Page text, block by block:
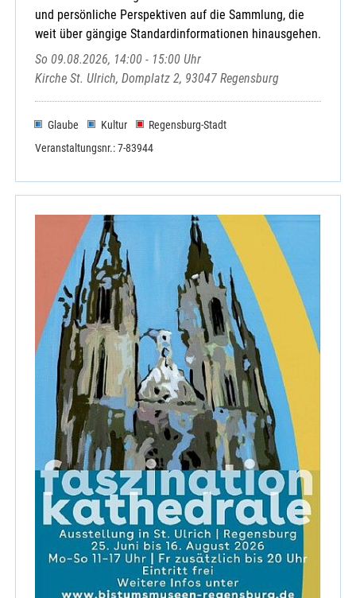
und persönliche Perspektiven auf die Sammlung, die
weit über gängige Standardinformationen hinausgehen.
So 09.08.2026, 14:00 - 15:00 Uhr
Kirche St. Ulrich, Domplatz 2, 93047 Regensburg
Glaube Kultur
Regensburg-Stadt
Veranstaltungsnr.: 7-83944